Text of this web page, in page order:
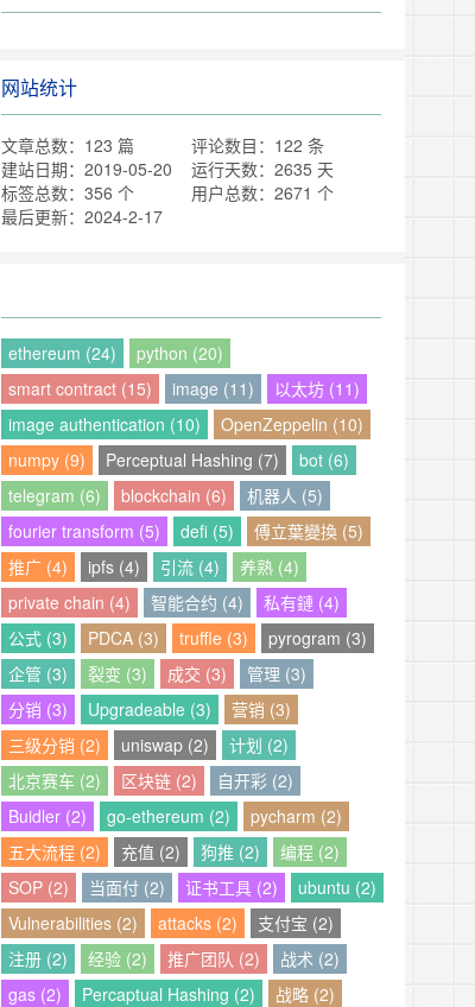
网站统计
文章总数：123 篇
评论数目：122 条
建站日期：2019-05-20
运行天数：2635 天
标签总数：356 个
用户总数：2671 个
最后更新：2024-2-17
ethereum (24)
python (20)
smart contract (15)
image (11)
以太坊 (11)
image authentication (10)
OpenZeppelin (10)
numpy (9)
Perceptual Hashing (7)
bot (6)
telegram (6)
blockchain (6)
机器人 (5)
fourier transform (5)
defi (5)
傅立葉變換 (5)
推广 (4)
ipfs (4) 引流 (4)
养熟 (4)
private chain (4)
智能合约 (4)
私有鏈 (4)
公式 (3)
PDCA (3) truffle (3)
pyrogram (3)
企管 (3)
裂变 (3) 成交 (3)
管理 (3)
分销 (3)
Upgradeable (3)
营销 (3)
三级分销 (2)
uniswap (2)
计划 (2)
北京赛车 (2)
区块链 (2)
自开彩 (2)
Buidler (2)
go-ethereum (2)
pycharm (2)
五大流程 (2)
充值 (2) 狗推 (2)
编程 (2)
SOP (2)
当面付 (2) 证书工具 (2)
ubuntu (2)
Vulnerabilities (2)
attacks (2)
支付宝 (2)
注册 (2)
经验 (2) 推广团队 (2)
战术 (2)
gas (2)
Percaptual Hashing (2)
战略 (2)